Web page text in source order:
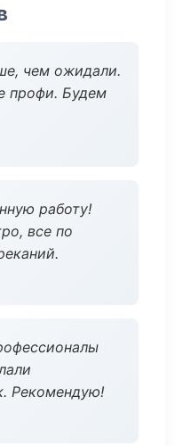
чем ожидали.
профи. Будем
работу!
все по
Рекомендую!